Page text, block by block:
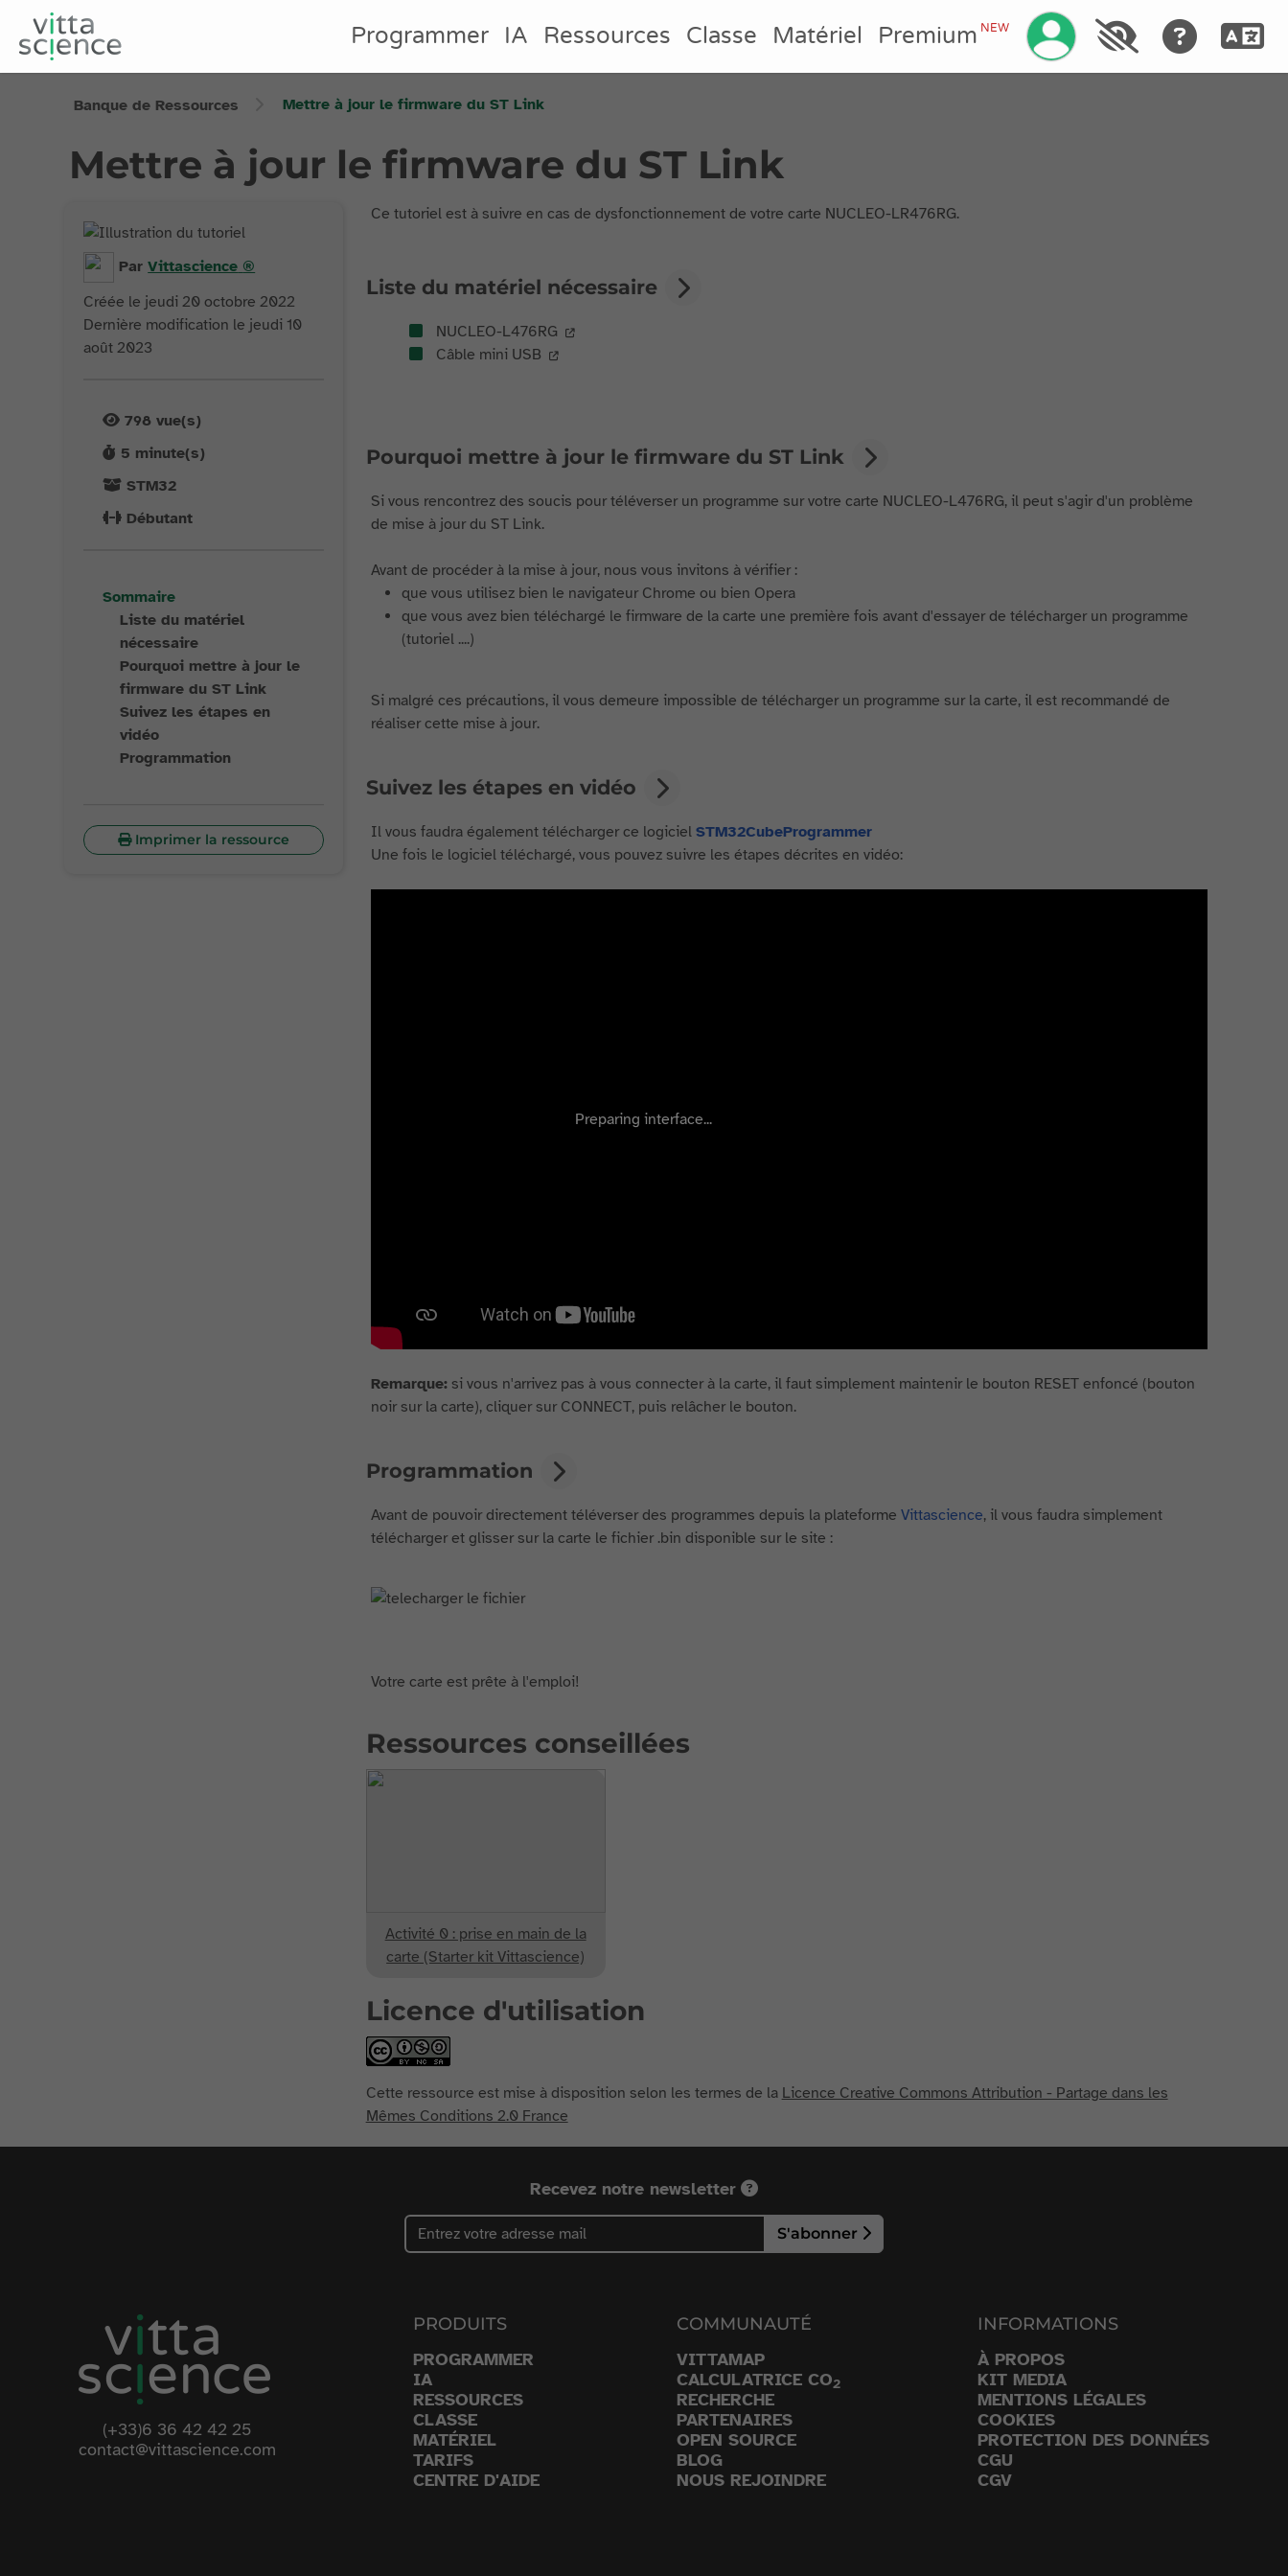
Programmer IA Ressources Classe Matériel PremiumNEW Gérez votre compte
Banque de Ressources Mettre à jour le firmware du ST Link
Mettre à jour le firmware du ST Link
ParVittascience ®
Créée le jeudi 20 octobre 2022
Dernière modification le jeudi 10
août 2023
798 vue(s)
5 minute(s)
STM32
Débutant
Sommaire
Liste du matériel
nécessaire
Pourquoi mettre à jour le
firmware du ST Link
Suivez les étapes en
vidéo
Programmation
Imprimer la ressource
Ce tutoriel est à suivre en cas de dysfonctionnement de votre carte NUCLEO-LR476RG.
Liste du matériel nécessaire
NUCLEO-L476RG
Câble mini USB
Pourquoi mettre à jour le firmware du ST Link
Si vous rencontrez des soucis pour téléverser un programme sur votre carte NUCLEO-L476RG, il peut s'agir d'un problème
de mise à jour du ST Link.
Avant de procéder à la mise à jour, nous vous invitons à vérifier :
que vous utilisez bien le navigateur Chrome ou bien Opera
que vous avez bien téléchargé le firmware de la carte une première fois avant d'essayer de télécharger un programme
(tutoriel ....)
Si malgré ces précautions, il vous demeure impossible de télécharger un programme sur la carte, il est recommandé de
réaliser cette mise à jour.
Suivez les étapes en vidéo
Il vous faudra également télécharger ce logiciel STM32CubeProgrammer
Une fois le logiciel téléchargé, vous pouvez suivre les étapes décrites en vidéo:
Remarque:si vous n'arrivez pas à vous connecter à la carte, il faut simplement maintenir le bouton RESET enfoncé (bouton
noir sur la carte), cliquer sur CONNECT, puis relâcher le bouton.
Programmation
Avant de pouvoir directement téléverser des programmes depuis la plateforme Vittascience, il vous faudra simplement
télécharger et glisser sur la carte le fichier .bin disponible sur le site :
Votre carte est prête à l'emploi!
Ressources conseillées
Activité 0 : prise en main de la
carte (Starter kit Vittascience)
Licence d'utilisation
Cette ressource est mise à disposition selon les termes de la Licence Creative Commons Attribution - Partage dans les
Mêmes Conditions 2.0 France
Recevez notre newsletter
S'abonner
(+33)6 36 42 42 25
contact@vittascience.com
PRODUITS
PROGRAMMER
IA
RESSOURCES
CLASSE
MATÉRIEL
TARIFS
CENTRE D'AIDE
COMMUNAUTÉ
VITTAMAP
CALCULATRICE CO2
RECHERCHE
PARTENAIRES
OPEN SOURCE
BLOG
NOUS REJOINDRE
INFORMATIONS
À PROPOS
KIT MEDIA
MENTIONS LÉGALES
COOKIES
PROTECTION DES DONNÉES
CGU
CGV
Preparing interface...